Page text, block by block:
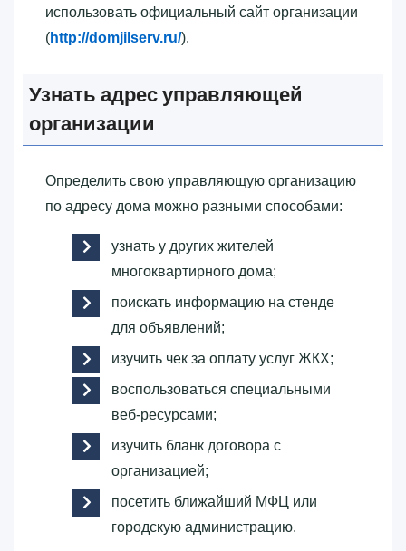
использовать официальный сайт организации
(http://domjilserv.ru/).
Узнать адрес управляющей
организации
Определить свою управляющую организацию
по адресу дома можно разными способами:
узнать у других жителей
многоквартирного дома;
поискать информацию на стенде
для объявлений;
изучить чек за оплату услуг ЖКХ;
воспользоваться специальными
веб-ресурсами;
изучить бланк договора с
организацией;
посетить ближайший МФЦ или
городскую администрацию.